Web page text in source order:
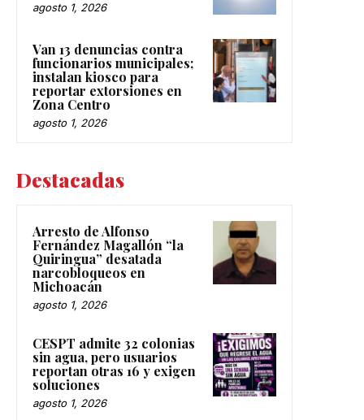
agosto 1, 2026
Van 13 denuncias contra
funcionarios municipales;
instalan kiosco para
reportar extorsiones en
Zona Centro
agosto 1, 2026
Destacadas
Arresto de Alfonso
Fernández Magallón “la
Quiringua” desatada
narcobloqueos en
Michoacán
agosto 1, 2026
CESPT admite 32 colonias
sin agua, pero usuarios
reportan otras 16 y exigen
soluciones
agosto 1, 2026